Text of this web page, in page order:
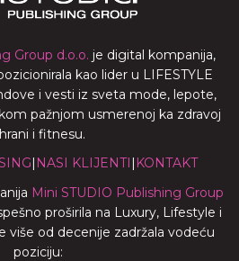
Group d.o.o. je digital kompanija,
kao lider u LIFESTYLE
i vesti iz sveta mode, lepote,
pažnjom usmerenoj ka zdravoj
i fitnesu.
| NASI KLIJENTI | KONTAKT
Mini STUDIO Publishing Group
proširila na Luxury, Lifestyle i
više od decenije zadržala vodeću
poziciju: